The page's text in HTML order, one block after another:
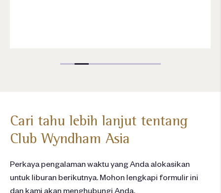
Cari tahu lebih lanjut tentang
Club Wyndham Asia
Perkaya pengalaman waktu yang Anda alokasikan
untuk liburan berikutnya. Mohon lengkapi formulir ini
dan kami akan menghubungi Anda.